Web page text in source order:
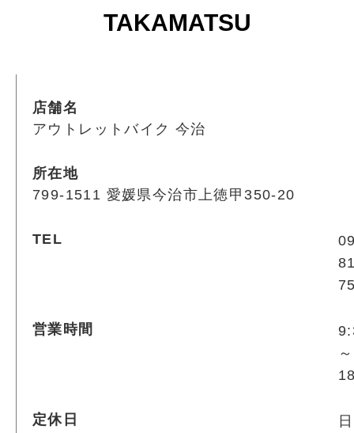
TAKAMATSU
店舗名
アウトレットバイク 今治
所在地
799-1511 愛媛県今治市上徳甲350-20
TEL
営業時間
～
定休日
日